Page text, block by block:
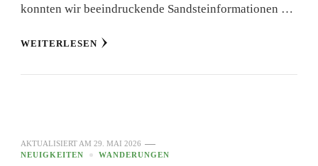
konnten wir beeindruckende Sandsteinformationen …
WEITERLESEN
AKTUALISIERT AM 29. MAI 2026
NEUIGKEITEN
WANDERUNGEN